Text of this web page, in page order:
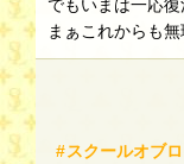
でもいまは一応復
まぁこれからも
スクールオブ